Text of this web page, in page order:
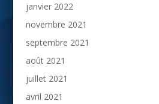
janvier 2022
novembre 2021
septembre 2021
août 2021
juillet 2021
avril 2021